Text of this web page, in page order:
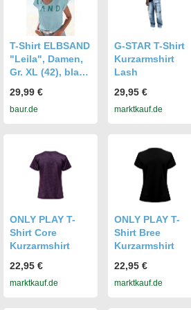
Rundhals,
Aufschlag, Shirts
T-Shirt, aus
weichem Jersey,
Kurzarmshirt,
sportlich und
Topseller
Rundhals,
Aufschlag, Shirts
T-Shirt, aus
weichem Jersey,
Kurzarmshirt,
sportlich und
Topseller
T-Shirt ELBSAND
"Leila", Damen,
Gr. XL (42), blau
Obermaterial:
50% Baumwolle,
figurumspielend
hüftlang,
Rundhals,
Aufschlag, Shirts
weichem Jersey,
Kurzarmshirt,
sportlich und
Topseller
29,99 €
baur.de
G-STAR T-Shirt
Kurzarmshirt
Lash
29,95 €
marktkauf.de
ONLY PLAY T-
Shirt Core
Kurzarmshirt
22,95 €
marktkauf.de
ONLY PLAY T-
Shirt Bree
Kurzarmshirt
22,95 €
marktkauf.de